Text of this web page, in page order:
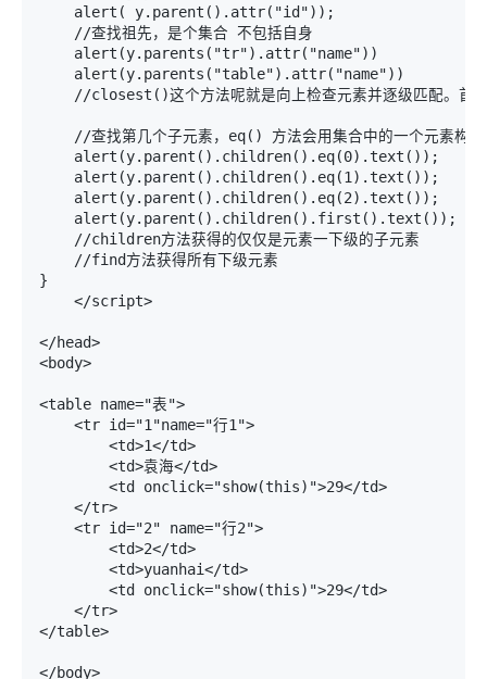
alert( y.parent().attr("id"));
//查找祖先，是个集合 不包括自身
alert(y.parents("tr").attr("name"))
alert(y.parents("table").attr("name"))
//closest()这个方法呢就是向上检查元素并逐级匹配。首先
//查找第几个子元素，eq() 方法会用集合中的一个元素构造
alert(y.parent().children().eq(0).text());
alert(y.parent().children().eq(1).text());
alert(y.parent().children().eq(2).text());
alert(y.parent().children().first().text());
//children方法获得的仅仅是元素一下级的子元素
//find方法获得所有下级元素
}
</script>
</head>
<body>
<table name="表">
<tr id="1"name="行1">
<td>1</td>
<td>袁海</td>
<td onclick="show(this)">29</td>
</tr>
<tr id="2" name="行2">
<td>2</td>
<td>yuanhai</td>
<td onclick="show(this)">29</td>
</tr>
</table>
</body>